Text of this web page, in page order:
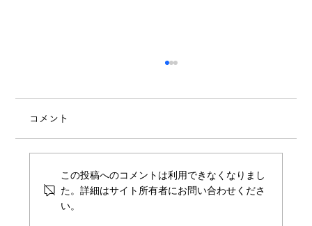
7月のスケジュール
コメント
この投稿へのコメントは利用できなくなりまし
た。詳細はサイト所有者にお問い合わせくださ
い。